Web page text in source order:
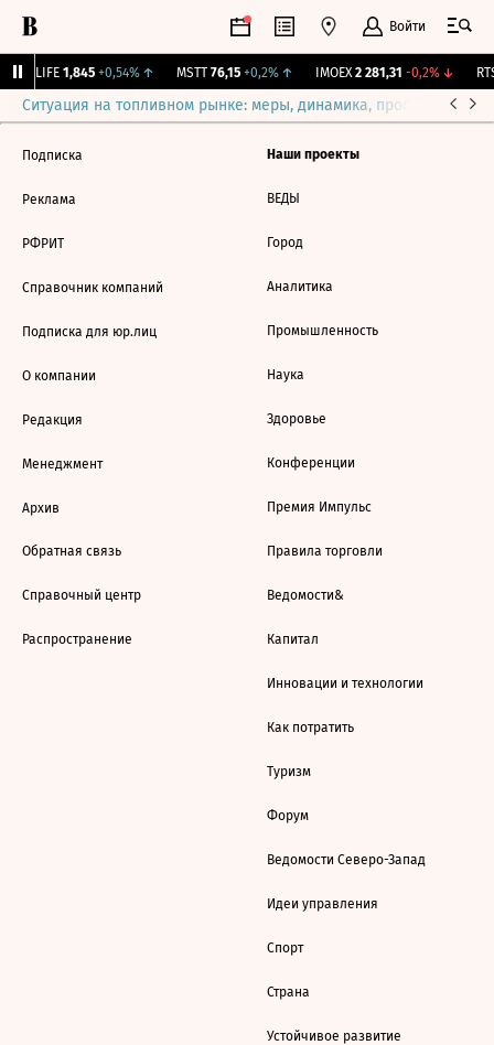
Войти
LIFE 1,845 +0,54%↑ MSTT 76,15 +0,2%↑ IMOEX 2 281,31 -0,2%↓
Ситуация на топливном рынке: меры, динамика, прогнозы
Подписка
Реклама
РФРИТ
Справочник компаний
Подписка для юр.лиц
О компании
Редакция
Менеджмент
Архив
Обратная связь
Справочный центр
Распространение
Наши проекты
ВЕДЫ
Город
Аналитика
Промышленность
Наука
Здоровье
Конференции
Премия Импульс
Правила торговли
Ведомости&
Капитал
Инновации и технологии
Как потратить
Туризм
Форум
Ведомости Северо-Запад
Идеи управления
Спорт
Страна
Устойчивое развитие